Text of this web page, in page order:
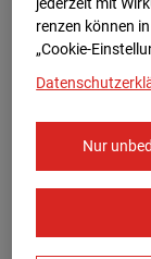
jederzeit mit
renzen können
„Cookie-
Nur